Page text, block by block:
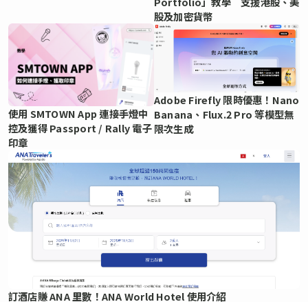
股及加密貨幣
使用 SMTOWN App 連接手燈中
控及獲得 Passport / Rally 電子
印章
Adobe Firefly 限時優惠！Nano
Banana、Flux.2 Pro 等模型無
限次生成
訂酒店賺 ANA 里數！ANA World Hotel 使用介紹